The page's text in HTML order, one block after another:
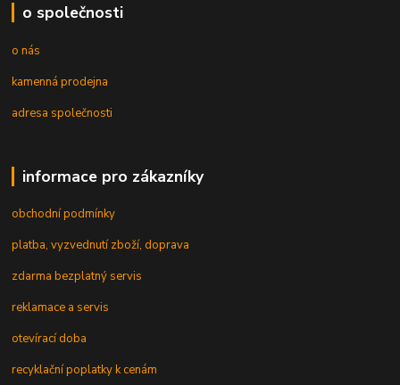
o společnosti
o nás
kamenná prodejna
adresa společnosti
informace pro zákazníky
obchodní podmínky
platba, vyzvednutí zboží, doprava
zdarma bezplatný servis
reklamace a servis
otevírací doba
recyklační poplatky k cenám